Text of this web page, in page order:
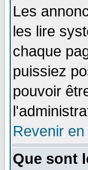
Les
les lire
chaque
puissiez
pouvoir
Revenir
Que sont